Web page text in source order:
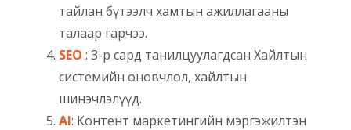
тайлан бүтээлч хамтын ажиллагааны
талаар гарчээ.
SEO : 3-р сард танилцуулагдсан Хайлтын
системийн оновчлол, хайлтын
шинэчлэлүүд.
AI: Контент маркетингийн мэргэжилтэн